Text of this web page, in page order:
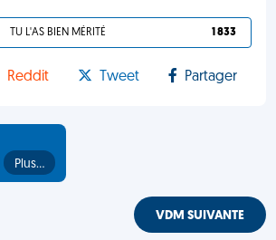
TU L'AS BIEN MÉRITÉ 1 833
Reddit Tweet Partager
Plus…
VDM SUIVANTE